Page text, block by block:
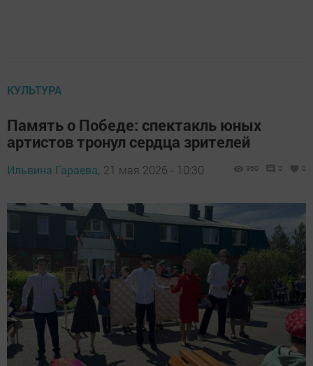
КУЛЬТУРА
Память о Победе: спектакль юных
артистов тронул сердца зрителей
Ильвина Гараева, 21 мая 2026 - 10:30 360 0 0